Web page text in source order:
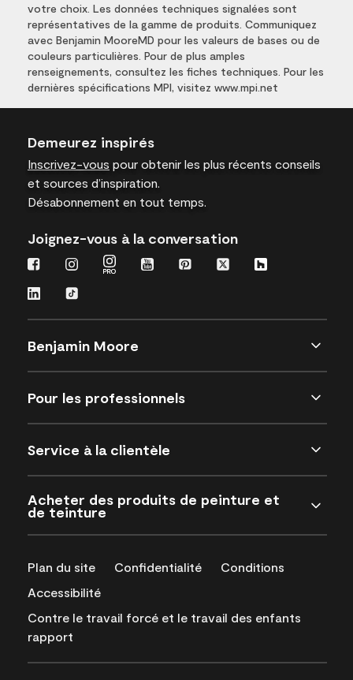
votre choix. Les données techniques signalées sont
représentatives de la gamme de produits. Communiquez
avec Benjamin MooreMD pour les valeurs de bases ou de
couleurs particulières. Pour de plus amples
renseignements, consultez les fiches techniques. Pour les
dernières spécifications MPI, visitez www.mpi.net
Demeurez inspirés
Inscrivez-vous pour obtenir les plus récents conseils
et sources d’inspiration.
Désabonnement en tout temps.
Joignez-vous à la conversation
Benjamin Moore
Pour les professionnels
Service à la clientèle
Acheter des produits de peinture et
de teinture
Plan du site Confidentialité
Conditions
Accessibilité
Contre le travail forcé et le travail des enfants
rapport